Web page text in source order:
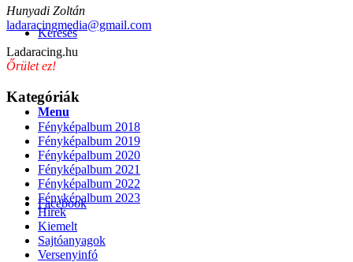
Keresés
Menu
Facebook
Hunyadi Zoltán
ladaracingmedia@gmail.com
Ladaracing.hu
Őrület ez!
Kategóriák
Fényképalbum 2018
Fényképalbum 2019
Fényképalbum 2020
Fényképalbum 2021
Fényképalbum 2022
Fényképalbum 2023
Hírek
Kiemelt
Sajtóanyagok
Versenyinfó